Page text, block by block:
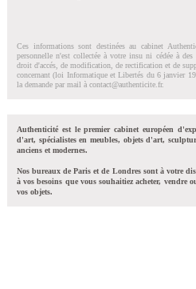
Ces informations sont destinées au cabinet
personnelle n'est collectée à votre insu ni cédée à
droit d'accés, de modification, de rectification et de
concernant (loi Informatique et Libertés du 6 janvier
la demande par mail à contact@authenticite.fr.
Authenticité est le premier cabinet européen
d'art, spécialistes en meubles, objets d'art,
anciens et modernes.
Nos bureaux de Paris et de Londres sont à votre
à vos besoins que vous souhaitiez acheter, vendre
vos objets.